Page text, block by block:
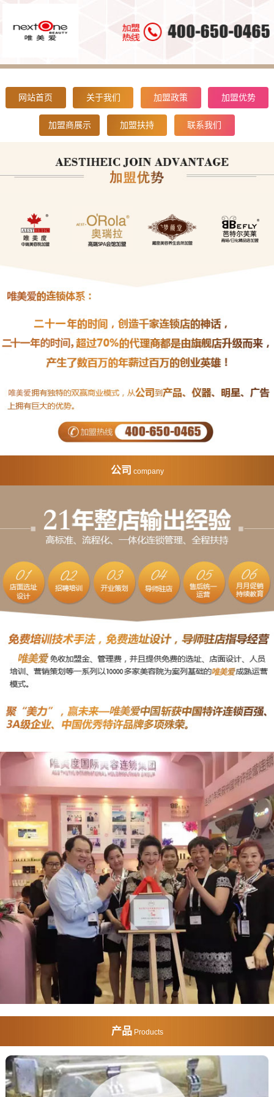
网站首页 关于我们 加盟政策 加盟优势
加盟商展示 加盟扶持 联系我们
公司 company
产品Products